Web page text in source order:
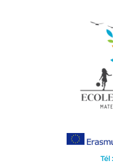
Tél